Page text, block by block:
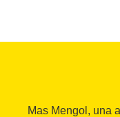
Mas Mengol, una